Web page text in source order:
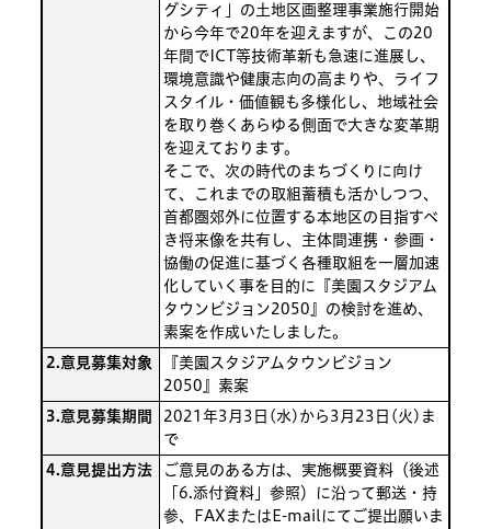
グシティ」の土地区画整理事業施行開始
から今年で20年を迎えますが、この20
年間でICT等技術革新も急速に進展し、
環境意識や健康志向の高まりや、ライフ
スタイル・価値観も多様化し、地域社会
を取り巻くあらゆる側面で大きな変革期
を迎えております。
そこで、次の時代のまちづくりに向け
て、これまでの取組蓄積も活かしつつ、
首都圏郊外に位置する本地区の目指すべ
き将来像を共有し、主体間連携・参画・
協働の促進に基づく各種取組を一層加速
化していく事を目的に『美園スタジアム
タウンビジョン2050』の検討を進め、
素案を作成いたしました。
2.意見募集対象
『美園スタジアムタウンビジョン
2050』素案
3.意見募集期間
2021年3月3日(水)から3月23日(火)ま
で
4.意見提出方法
ご意見のある方は、実施概要資料（後述
「6.添付資料」参照）に沿って郵送・持
参、FAXまたはE-mailにてご提出願いま